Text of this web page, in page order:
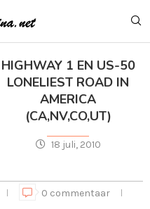
HIGHWAY 1 EN US-50
LONELIEST ROAD IN
AMERICA
(CA,NV,CO,UT)
18 juli, 2010
0 commentaar